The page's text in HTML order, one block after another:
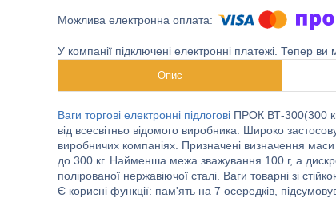
У компанії підключені електронні платежі. Тепер
Опис
Ваги торгові електронні підлогові ПРОК ВТ-300(300
від всесвітньо відомого виробника. Широко
виробничих компаніях. Призначені визначення маси
до 300 кг. Найменша межа зважування 100 г, а
полірованої нержавіючої сталі. Ваги товарні зі
Є корисні функції: пам'ять на 7 осередків,